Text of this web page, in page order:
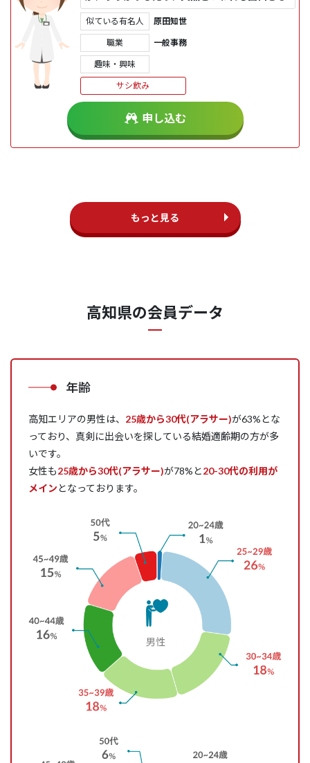
あるようです。子供は成...
似ている有名人 原田知世
職業 一般事務
趣味・興味
サシ飲み
申し込む
もっと見る
高知県の会員データ
年齢
高知エリアの男性は、 25歳から30代(アラサー)が63%とな
っており、真剣に出会いを探している結婚適齢期の方が多
いです。
女性も25歳から30代(アラサー)が78%と20-30代の利用が
メインとなっております。